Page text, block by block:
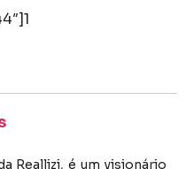
Reallizi, é um visionário